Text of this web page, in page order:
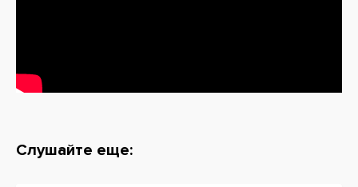
Слушайте еще: